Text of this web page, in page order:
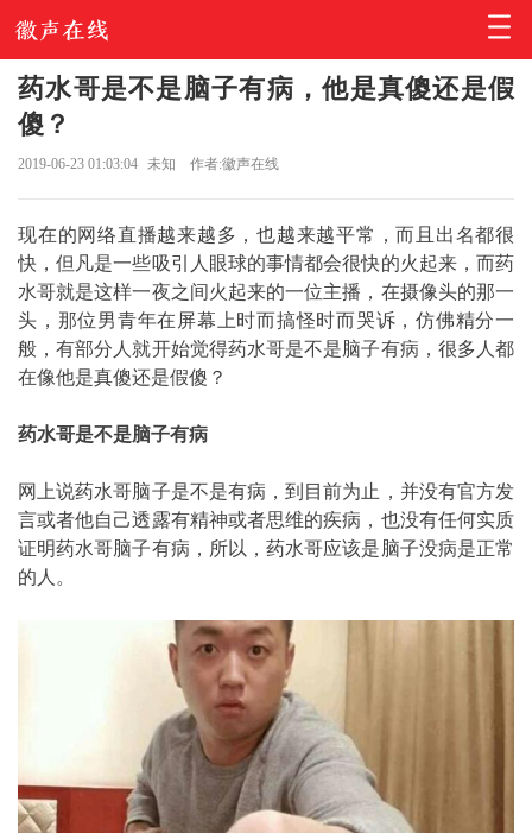
药水哥是不是脑子有病，他是真傻还是假
傻？
2019-06-23 01:03:04 未知 作者:徽声在线
现在的网络直播越来越多，也越来越平常，而且出名都很
快，但凡是一些吸引人眼球的事情都会很快的火起来，而药
水哥就是这样一夜之间火起来的一位主播，在摄像头的那一
头，那位男青年在屏幕上时而搞怪时而哭诉，仿佛精分一
般，有部分人就开始觉得药水哥是不是脑子有病，很多人都
在像他是真傻还是假傻？
药水哥是不是脑子有病
网上说药水哥脑子是不是有病，到目前为止，并没有官方发
言或者他自己透露有精神或者思维的疾病，也没有任何实质
证明药水哥脑子有病，所以，药水哥应该是脑子没病是正常
的人。